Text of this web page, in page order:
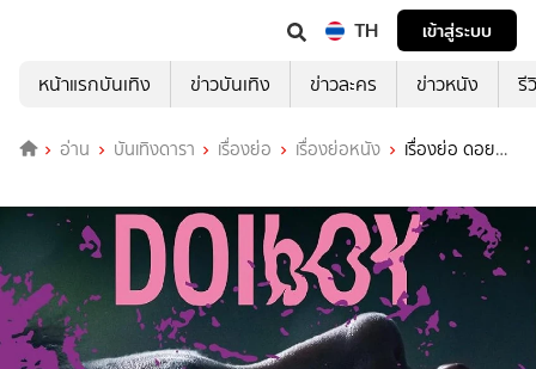
TH
เข้าสู่ระบบ
หน้าแรกบันเทิง
ข่าวบันเทิง ข่าวละคร ข่าวหนัง รี
อ่าน บันเทิงดารา เรื่องย่อ เรื่องย่อหนัง
เรื่องย่อ ดอย